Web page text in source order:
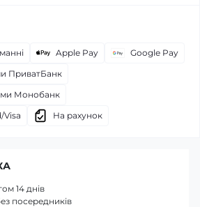
Apple Pay
Google Pay
ПриватБанк
Монобанк
Visa
На рахунок
14 днів
посередників